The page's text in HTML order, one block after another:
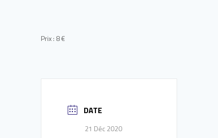
Prix : 8 €
DATE
21 Déc 2020